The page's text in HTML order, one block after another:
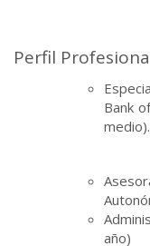
Perfil
Bank
medio).
año)